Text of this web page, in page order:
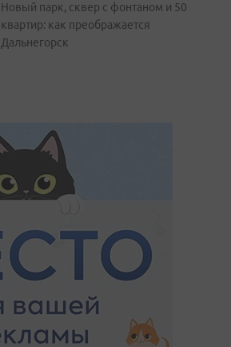
Новый парк, сквер с фонтаном и 50
квартир: как преображается
Дальнегорск